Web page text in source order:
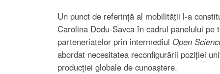
Un punct de referință al mobilității l-a
Carolina Dodu-Savca în cadrul panelului
parteneriatelor prin intermediul Open
abordat necesitatea reconfigurării poziției
producției globale de cunoaștere.